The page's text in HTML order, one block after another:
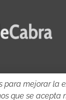
para mejorar la
que se acepta